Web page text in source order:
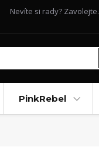
Nevíte si rady? Zavolejte.
PinkRebel